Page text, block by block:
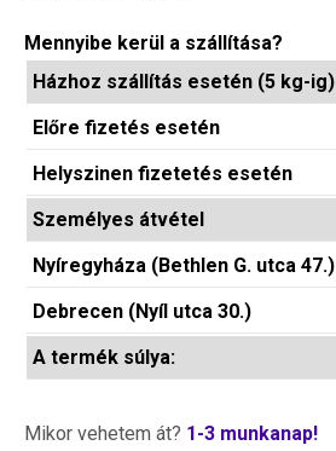
Mennyibe kerül a szállítása?
Házhoz szállítás esetén (5 kg-ig)
Előre fizetés esetén
Helyszinen fizetetés esetén
Személyes átvétel
Nyíregyháza (Bethlen G. utca 47.)
Debrecen (Nyíl utca 30.)
A termék súlya:
Mikor vehetem át? 1-3 munkanap!